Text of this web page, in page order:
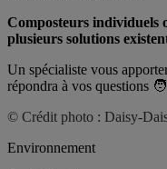
Composteurs individuels
plusieurs solutions
Un spécialiste vous
répondra à vos questions 🧑
© Crédit photo : Daisy-
Environnement